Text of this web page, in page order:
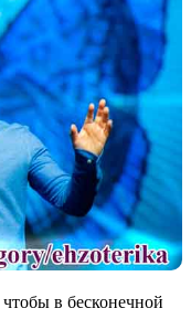
в бесконечной